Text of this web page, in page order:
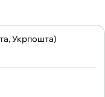
Укрпошта)